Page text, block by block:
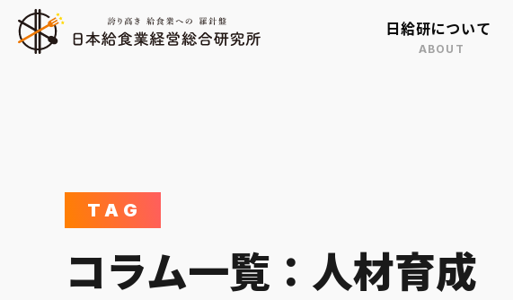
日給研について
仕出し弁当
TAG
コラム一覧：人材育成